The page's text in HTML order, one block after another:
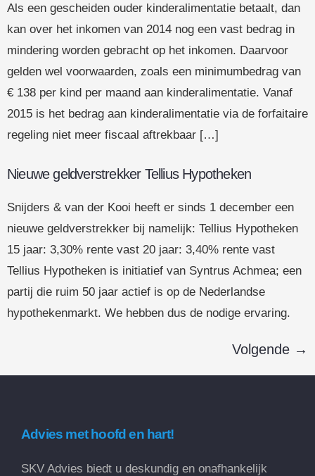
Als een gescheiden ouder kinderalimentatie betaalt, dan
kan over het inkomen van 2014 nog een vast bedrag in
mindering worden gebracht op het inkomen. Daarvoor
gelden wel voorwaarden, zoals een minimumbedrag van
€ 138 per kind per maand aan kinderalimentatie. Vanaf
2015 is het bedrag aan kinderalimentatie via de forfaitaire
regeling niet meer fiscaal aftrekbaar […]
Nieuwe geldverstrekker Tellius Hypotheken
Snijders & van der Kooi heeft er sinds 1 december een
nieuwe geldverstrekker bij namelijk: Tellius Hypotheken
15 jaar: 3,30% rente vast 20 jaar: 3,40% rente vast
Tellius Hypotheken is initiatief van Syntrus Achmea; een
partij die ruim 50 jaar actief is op de Nederlandse
hypothekenmarkt. We hebben dus de nodige ervaring.
Volgende →
Advies met hoofd en hart!
SKV Advies biedt u deskundig en onafhankelijk